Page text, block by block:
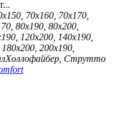
70х160, 70х170,
80х190, 80х200,
120х200, 140х190,
200х190,
Холлофайбер, Струтто